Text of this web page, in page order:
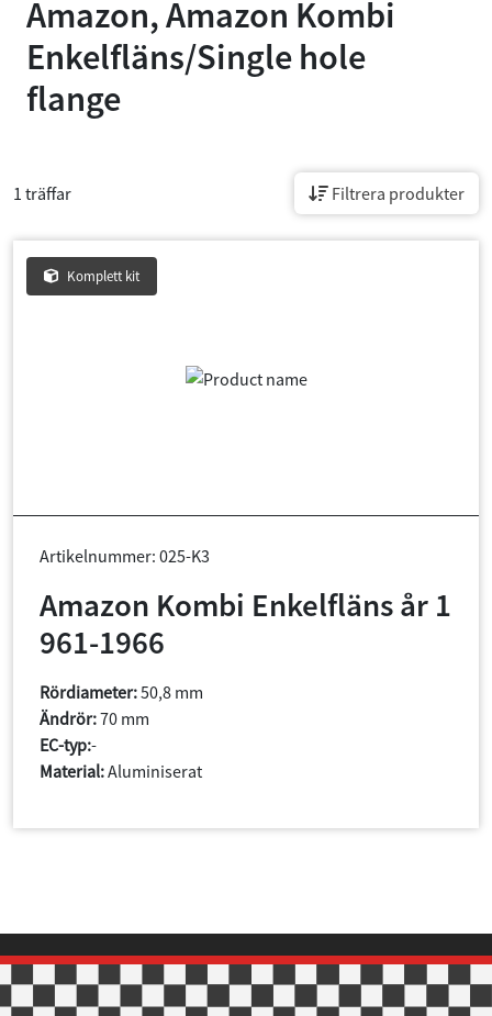
Amazon, Amazon Kombi
Enkelfläns/Single hole
flange
1 träffar Filtrera produkter
Komplett kit
Artikelnummer: 025-K3
Amazon Kombi Enkelfläns år 1
961-1966
Rördiameter:50,8 mm
Ändrör:70 mm
EC-typ:-
Material:Aluminiserat